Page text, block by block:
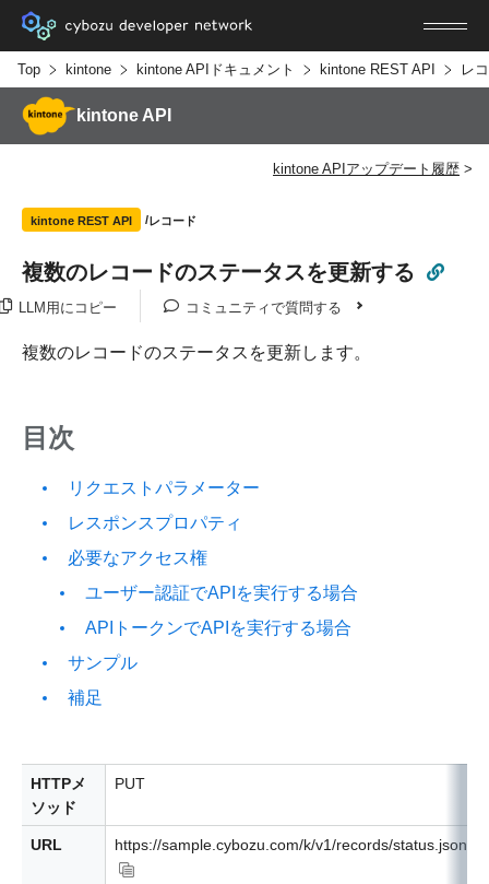
Top kintone kintone APIドキュメント kintone REST API レ
kintone API
kintone APIアップデート履歴
kintone REST API レコード
複数のレコードのステータスを更新する
LLM用にコピー コミュニティで質問する
複数のレコードのステータスを更新します。
目次
リクエストパラメーター
レスポンスプロパティ
必要なアクセス権
ユーザー認証でAPIを実行する場合
APIトークンでAPIを実行する場合
サンプル
補足
HTTPメ
ソッド
PUT
URL https://sample.cybozu.com/k/v1/records/status.json